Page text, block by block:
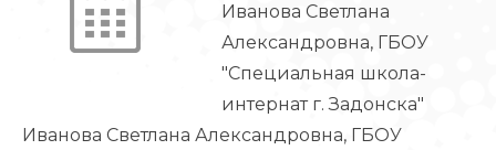
Иванова Светлана
Александровна, ГБОУ
"Специальная школа-
интернат г. Задонска"
Иванова Светлана Александровна, ГБОУ